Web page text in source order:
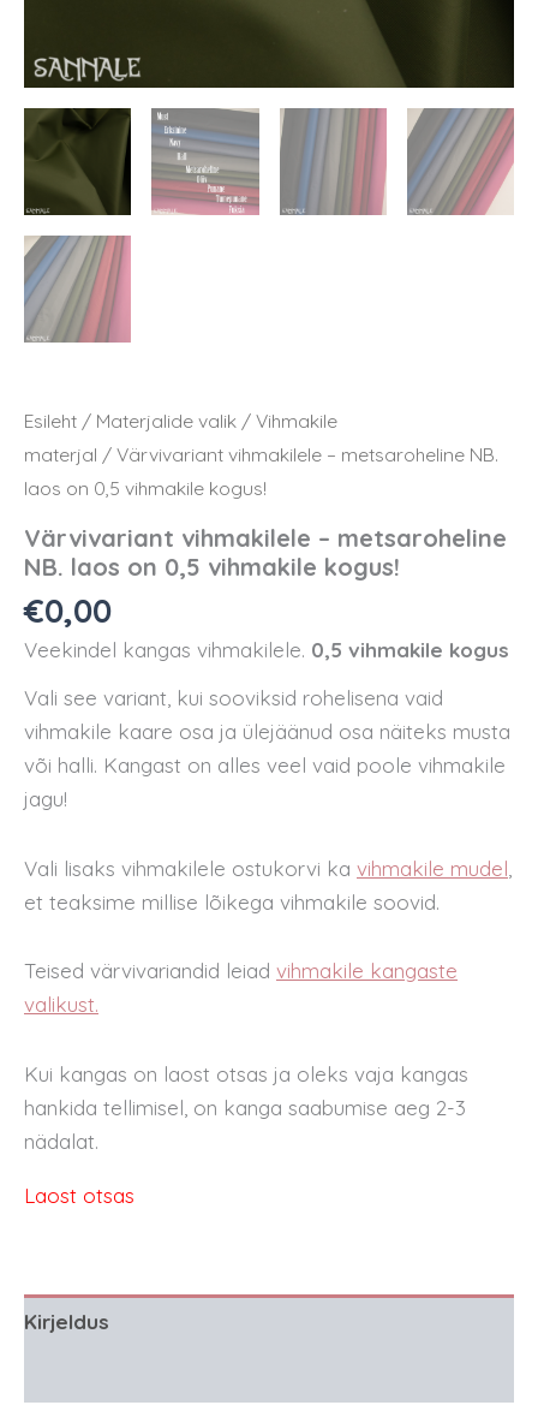
Esileht / Materjalide valik / Vihmakile
materjal / Värvivariant vihmakilele – metsaroheline NB.
laos on 0,5 vihmakile kogus!
Värvivariant vihmakilele – metsaroheline
NB. laos on 0,5 vihmakile kogus!
€0,00
Veekindel kangas vihmakilele. 0,5 vihmakile kogus
Vali see variant, kui sooviksid rohelisena vaid
vihmakile kaare osa ja ülejäänud osa näiteks musta
või halli. Kangast on alles veel vaid poole vihmakile
jagu!
Vali lisaks vihmakilele ostukorvi ka vihmakile mudel
et teaksime millise lõikega vihmakile soovid.
Teised värvivariandid leiad vihmakile kangaste
valikust.
Kui kangas on laost otsas ja oleks vaja kangas
hankida tellimisel, on kanga saabumise aeg 2-3
nädalat.
Laost otsas
Kirjeldus